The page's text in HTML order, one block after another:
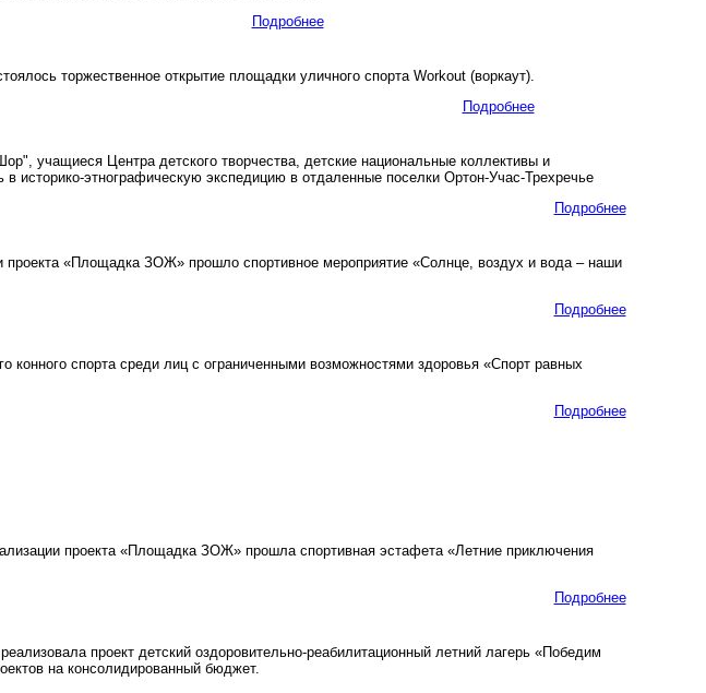
Подробнее
торжественное открытие площадки уличного спорта Workout (воркаут).
Подробнее
учащиеся Центра детского творчества, детские национальные коллективы и
историко-этнографическую экспедицию в отдаленные поселки Ортон-Учас-Трехречье
Подробнее
«Площадка ЗОЖ» прошло спортивное мероприятие «Солнце, воздух и вода – наши
Подробнее
конного спорта среди лиц с ограниченными возможностями здоровья «Спорт равных
Подробнее
проекта «Площадка ЗОЖ» прошла спортивная эстафета «Летние приключения
Подробнее
проект детский оздоровительно-реабилитационный летний лагерь «Победим
на консолидированный бюджет.